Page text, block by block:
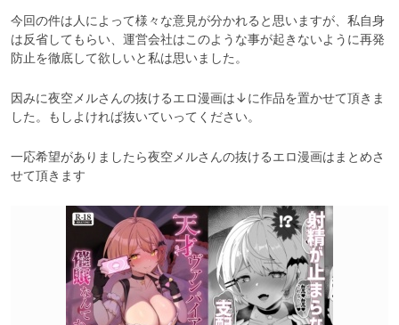
今回の件は人によって様々な意見が分かれると思いますが、私自身
は反省してもらい、運営会社はこのような事が起きないように再発
防止を徹底して欲しいと私は思いました。
因みに夜空メルさんの抜けるエロ漫画は↓に作品を置かせて頂きま
した。もしよければ抜いていってください。
一応希望がありましたら夜空メルさんの抜けるエロ漫画はまとめさ
せて頂きます